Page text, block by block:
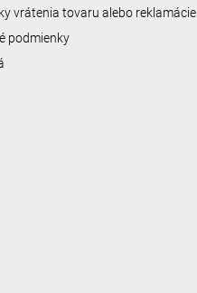
vrátenia tovaru alebo reklamácie
podmienky